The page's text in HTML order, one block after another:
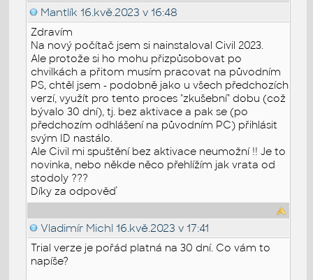
Mantlík 16.kvě.2023 v 16:48
Zdravím
Na nový počítač jsem si nainstaloval Civil 2023.
Ale protože si ho mohu přizpůsobovat po
chvilkách a přitom musím pracovat na původním
PS, chtěl jsem - podobně jako u všech předchozích
verzí, využít pro tento proces "zkušební" dobu (což
bývalo 30 dní), tj. bez aktivace a pak se (po
předchozím odhlášení na původním PC) přihlásit
svým ID nastálo.
Ale Civil mi spuštění bez aktivace neumožní !! Je to
novinka, nebo někde něco přehlížím jak vrata od
stodoly ???
Díky za odpověď
Vladimír Michl 16.kvě.2023 v 17:41
Trial verze je pořád platná na 30 dní. Co vám to
napíše?